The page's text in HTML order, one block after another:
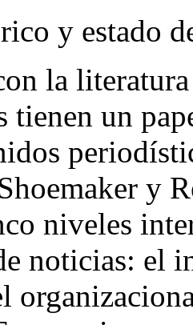
y estado
la
tienen un
y
niveles
noticias: el